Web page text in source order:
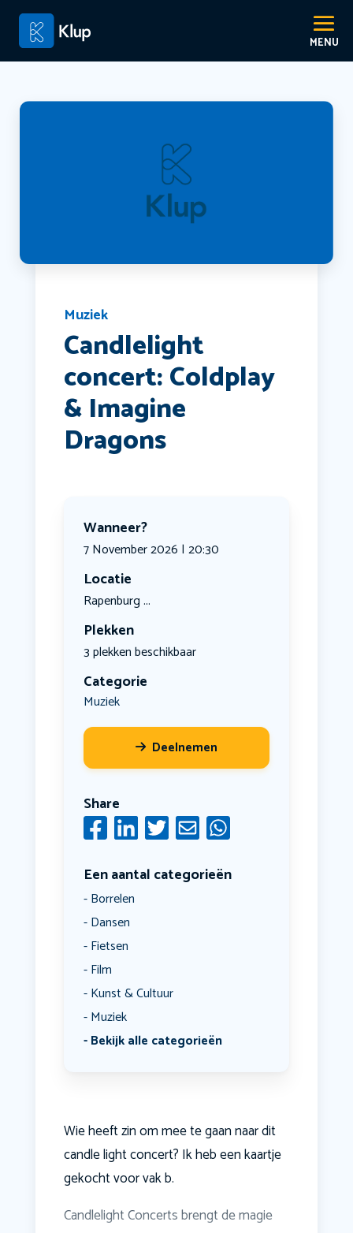
Muziek
Candlelight
concert: Coldplay
& Imagine
Dragons
Wanneer?
7 November 2026 | 20:30
Locatie
Rapenburg ...
Plekken
3 plekken beschikbaar
Categorie
Muziek
Deelnemen
Share
Een aantal categorieën
Borrelen
Dansen
Fietsen
Film
Kunst & Cultuur
Muziek
Bekijk alle categorieën
Wie heeft zin om mee te gaan naar dit
candle light concert? Ik heb een kaartje
gekocht voor vak b.
Candlelight Concerts brengt de magie